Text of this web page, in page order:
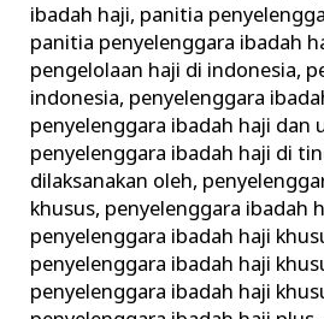
ibadah haji, panitia
panitia penyelenggara ibadah
pengelolaan haji di indonesia,
indonesia, penyelenggara
penyelenggara ibadah haji dan
penyelenggara ibadah haji di
dilaksanakan oleh,
khusus, penyelenggara ibadah
penyelenggara ibadah haji
penyelenggara ibadah haji
penyelenggara ibadah haji